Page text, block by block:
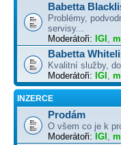
Babetta
Problémy,
servisy...
Moderátoři: IGI ,
Babetta
Kvalitní služby,
Moderátoři: IGI ,
INZERCE
Prodám
O všem co je k
Moderátoři: IGI ,